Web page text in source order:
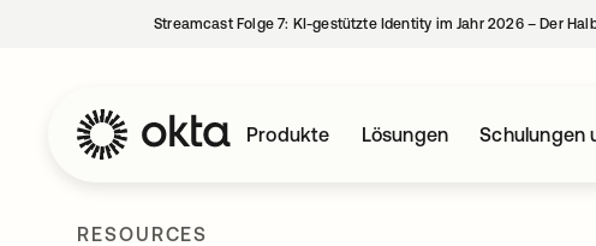
Streamcast Folge 7: KI-gestützte Identity im Jahr 2026 – Der
Produkte Lösungen Schulungen
RESOURCES